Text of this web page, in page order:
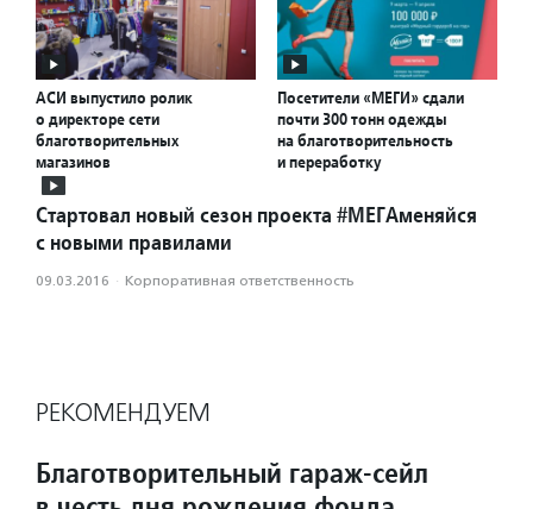
АСИ выпустило ролик
о директоре сети
благотворительных
магазинов
Посетители «МЕГИ» сдали
почти 300 тонн одежды
на благотворительность
и переработку
Стартовал новый сезон проекта #МЕГАменяйся
с новыми правилами
09.03.2016 · Корпоративная ответственность
РЕКОМЕНДУЕМ
Благотворительный гараж-сейл